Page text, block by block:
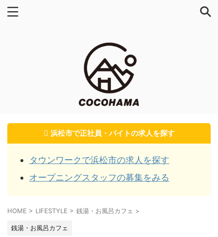
浜松市で正社員・バイトの求人を探す
タウンワークで浜松市の求人を探す
オープニングスタッフの募集をみる
HOME > LIFESTYLE > 銭湯・お風呂カフェ >
銭湯・お風呂カフェ